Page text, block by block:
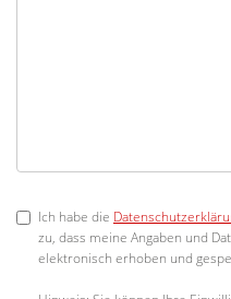
Ich habe die
zu, dass meine Angaben und
elektronisch erhoben und